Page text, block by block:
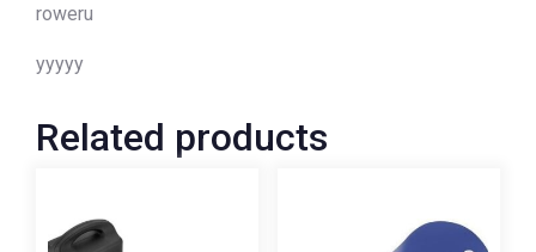
roweru
yyyyy
Related products